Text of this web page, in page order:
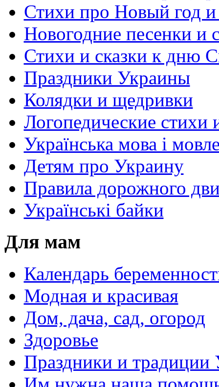
Стихи про Новый год
Новогодние песенки и
Стихи и сказки к дню
Праздники Украины
Колядки и щедривки
Логопедические стихи
Українська мова і
Детям про Украину
Правила дорожного
Українські байки
Для мам
Календарь
Модная и красивая
Дом, дача, сад, огород
Здоровье
Праздники и традиции